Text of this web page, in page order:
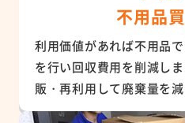
不用品
利用価値があれば不用品
を行い回収費用を削減し
販・再利用して廃棄量を減